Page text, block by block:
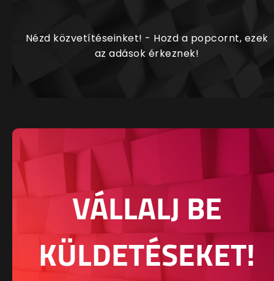
Nézd közvetítéseinket! - Hozd a popcornt, ezek
az adások érkeznek!
VÁLLALJ BE
KÜLDETÉSEKET!